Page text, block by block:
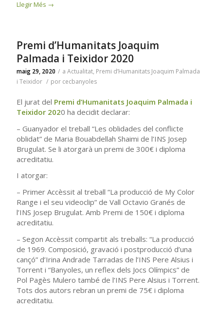
Llegir Més →
Premi d’Humanitats Joaquim
Palmada i Teixidor 2020
maig 29, 2020 / a Actualitat, Premi d’Humanitats Joaquim Palmada
i Teixidor / por cecbanyoles
El jurat del Premi d’Humanitats Joaquim Palmada i
Teixidor 2020 ha decidit declarar:
– Guanyador el treball “Les oblidades del conflicte
oblidat” de Maria Bouabdellah Shaimi de l’INS Josep
Brugulat. Se li atorgarà un premi de 300€ i diploma
acreditatiu.
I atorgar:
– Primer Accèssit al treball “La producció de My Color
Range i el seu videoclip” de Vall Octavio Granés de
l’INS Josep Brugulat. Amb Premi de 150€ i diploma
acreditatiu.
– Segon Accèssit compartit als treballs: “La producció
de 1969. Composició, gravació i postproducció d’una
cançó” d’Irina Andrade Tarradas de l’INS Pere Alsius i
Torrent i “Banyoles, un reflex dels Jocs Olímpics” de
Pol Pagès Mulero també de l’INS Pere Alsius i Torrent.
Tots dos autors rebran un premi de 75€ i diploma
acreditatiu.